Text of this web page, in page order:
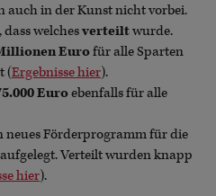
auch in der Kunst nicht vorbei.
welchesverteiltwurde.
Eurofür alle Sparten
(Ergebnisse hier).
Euroebenfalls für alle
neues Förderprogramm für die
Verteilt wurden knapp
hier).